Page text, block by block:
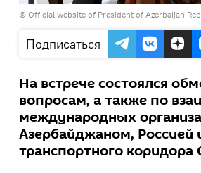
© Official website of President of Azerbaijan
Подписаться
На встрече состоялся
вопросам, а также по
международных
Азербайджаном, Россией
транспортного коридора